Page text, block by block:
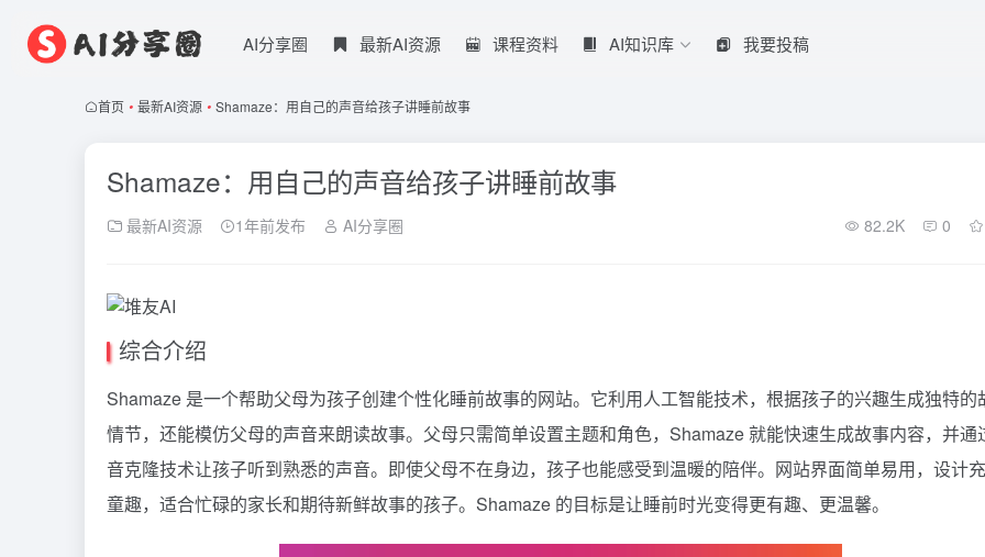
AI分享圈 最新AI资源 课程资料 AI知识库 我要投稿
首页 • 最新AI资源 • Shamaze：用自己的声音给孩子讲睡前故事
Shamaze：用自己的声音给孩子讲睡前故事
最新AI资源 1年前发布 AI分享圈 82.2K 0
综合介绍
Shamaze 是一个帮助父母为孩子创建个性化睡前故事的网站。它利用人工智能技术，根据孩子的兴趣生成独特的
情节，还能模仿父母的声音来朗读故事。父母只需简单设置主题和角色，Shamaze 就能快速生成故事内容，并通
音克隆技术让孩子听到熟悉的声音。即使父母不在身边，孩子也能感受到温暖的陪伴。网站界面简单易用，设计
童趣，适合忙碌的家长和期待新鲜故事的孩子。Shamaze 的目标是让睡前时光变得更有趣、更温馨。